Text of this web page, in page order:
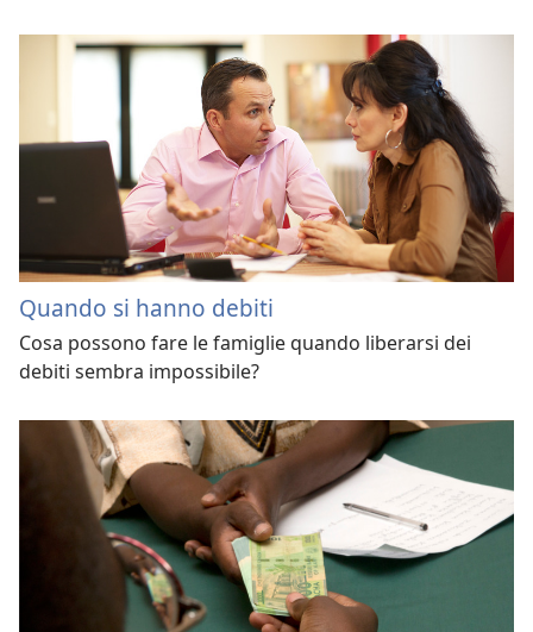
Quando si hanno debiti
Cosa possono fare le famiglie quando liberarsi dei
debiti sembra impossibile?